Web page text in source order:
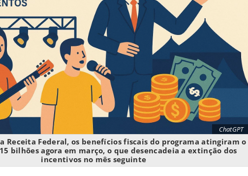
ChatGPT
Receita Federal, os benefícios fiscais do programa atingiram o
bilhões agora em março, o que desencadeia a extinção dos
incentivos no mês seguinte